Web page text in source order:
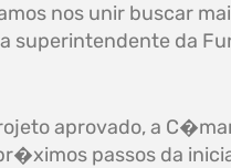
nos unir buscar
superintendente da
aprovado, a
passos da